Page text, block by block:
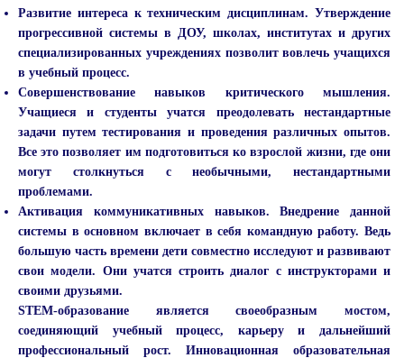
Развитие интереса к техническим дисциплинам. Утверждение
прогрессивной системы в ДОУ, школах, институтах и других
специализированных учреждениях позволит вовлечь учащихся
в учебный процесс.
Совершенствование навыков критического мышления.
Учащиеся и студенты учатся преодолевать нестандартные
задачи путем тестирования и проведения различных опытов.
Все это позволяет им подготовиться ко взрослой жизни, где они
могут столкнуться с необычными, нестандартными
проблемами.
Активация коммуникативных навыков. Внедрение данной
системы в основном включает в себя командную работу. Ведь
большую часть времени дети совместно исследуют и развивают
свои модели. Они учатся строить диалог с инструкторами и
своими друзьями.
STEM-образование является своеобразным мостом,
соединяющий учебный процесс, карьеру и дальнейший
профессиональный рост. Инновационная образовательная